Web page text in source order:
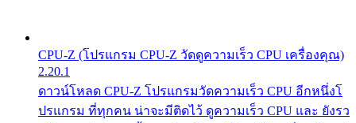
CPU-Z (โปรแกรม CPU-Z วัดดูความเร็ว CPU เครื่องคุณ)
2.20.1
ดาวน์โหลด CPU-Z โปรแกรมวัดความเร็ว CPU อีกหนึ่งโ
ปรแกรม ที่ทุกคน น่าจะมีติดไว้ ดูความเร็ว CPU และ ยังรว